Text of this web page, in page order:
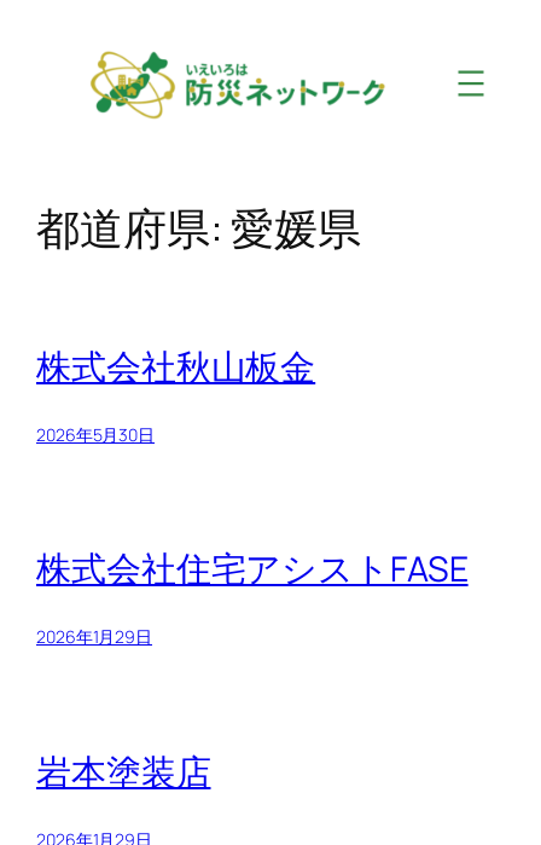
都道府県: 愛媛県
株式会社秋山板金
2026年5月30日
株式会社住宅アシストFASE
2026年1月29日
岩本塗装店
2026年1月29日